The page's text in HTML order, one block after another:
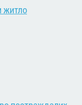
житло